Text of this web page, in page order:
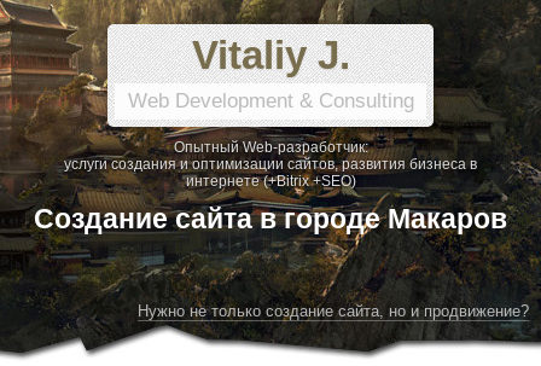
Vitaliy J.
Web Development & Consulting
Опытный Web-разработчик:
услуги создания и оптимизации сайтов, развития бизнеса в
интернете (+Bitrix +SEO)
Создание сайта в городе Макаров
Нужно не только создание сайта, но и продвижение?